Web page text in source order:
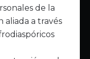
de la
aliada a través